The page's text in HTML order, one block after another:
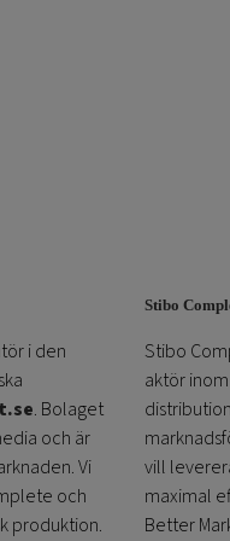
i den
. Bolaget
och är
Vi
och
produktion.
Stibo
Stibo
aktör
vill
maximal
Better